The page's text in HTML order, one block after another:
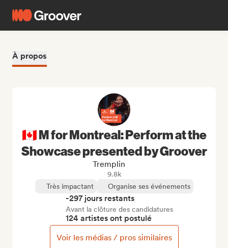
À propos
🇨🇦 M for Montreal: Perform at the
Showcase presented by Groover
Tremplin
9.8k
Très impactant
Organise ses événements
-297 jours restants
Avant la clôture des candidatures
124 artistes ont postulé
Voir les médias / pros similaires